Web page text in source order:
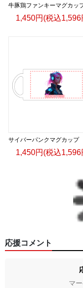
牛豚鶏ファンキーマグカッ
1,450円(税込1,596
サイバーパンクマグカップ
1,450円(税込1,596
応援コメント
マ